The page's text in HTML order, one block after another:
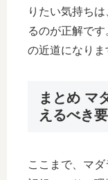
りたい気持ち
るのが正解で
の近道になりま
まとめ マ
えるべき
ここまで、マ